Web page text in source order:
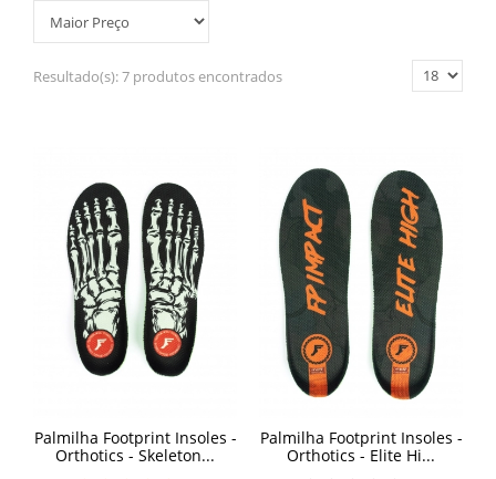
Resultado(s):7 produtos encontrados
Palmilha Footprint Insoles -
Orthotics - Skeleton...
Palmilha Footprint Insoles -
Orthotics - Elite Hi...